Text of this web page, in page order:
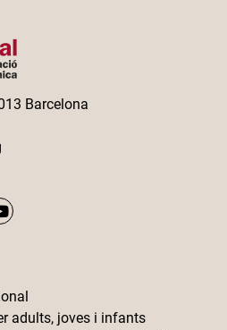
Barcelona
adults, joves i infants